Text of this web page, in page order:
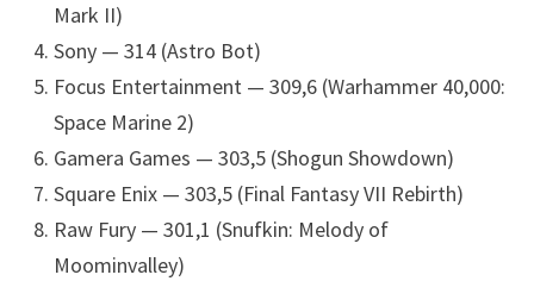
Mark II)
Sony — 314 (Astro Bot)
Focus Entertainment — 309,6 (Warhammer 40,000:
Space Marine 2)
Gamera Games — 303,5 (Shogun Showdown)
Square Enix — 303,5 (Final Fantasy VII Rebirth)
Raw Fury — 301,1 (Snufkin: Melody of
Moominvalley)